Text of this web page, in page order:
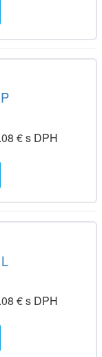
€ s DPH
€ s DPH